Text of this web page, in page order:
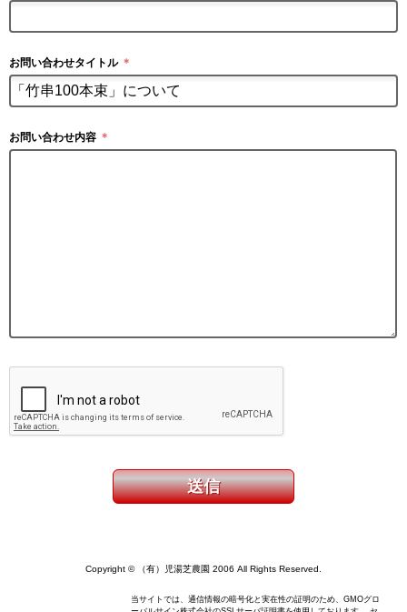
お問い合わせタイトル ＊
お問い合わせ内容 ＊
Copyright © （有）児湯芝農園 2006 All Rights Reserved.
当サイトでは、通信情報の暗号化と実在性の証明のため、GMOグロ